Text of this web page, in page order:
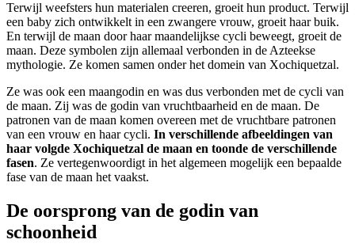
Terwijl weefsters hun materialen creeren, groeit hun product. Terwijl
een baby zich ontwikkelt in een zwangere vrouw, groeit haar buik.
En terwijl de maan door haar maandelijkse cycli beweegt, groeit de
maan. Deze symbolen zijn allemaal verbonden in de Azteekse
mythologie. Ze komen samen onder het domein van Xochiquetzal.
Ze was ook een maangodin en was dus verbonden met de cycli van
de maan. Zij was de godin van vruchtbaarheid en de maan. De
patronen van de maan komen overeen met de vruchtbare patronen
van een vrouw en haar cycli. In verschillende afbeeldingen van
haar volgde Xochiquetzal de maan en toonde de verschillende
fasen. Ze vertegenwoordigt in het algemeen mogelijk een bepaalde
fase van de maan het vaakst.
De oorsprong van de godin van
schoonheid